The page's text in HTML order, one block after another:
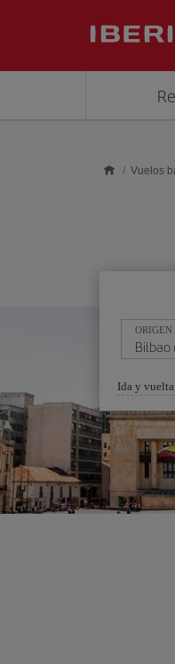
Vuelos
ORIGEN
Seleccione
una
opción
Ida y vuelta